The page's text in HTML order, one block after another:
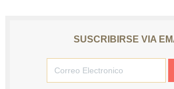
SUSCRIBIRSE VIA